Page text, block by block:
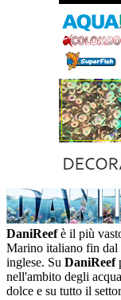
DaniReefè il più
Marino italiano fin dal
inglese. Su DaniReef
nell'ambito degli
dolce e su tutto il